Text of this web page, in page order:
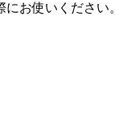
お使いください。